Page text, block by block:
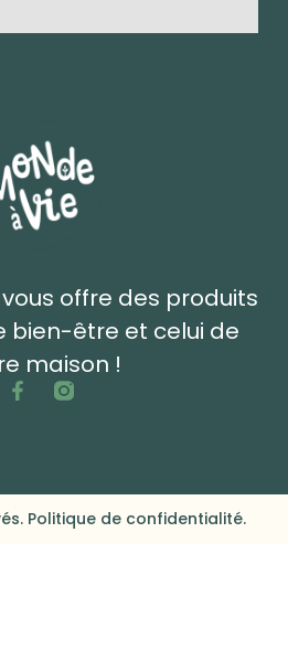
offre des produits
bien-être et celui de
maison !
Politique de confidentialité.